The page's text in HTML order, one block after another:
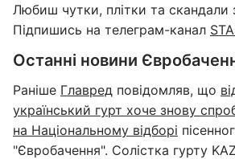
Любиш чутки, плітки та скандали
Підпишись на телеграм-канал
Останні новини
Раніше Главред повідомляв, що
український гурт хоче знову
на Національному відборі
"Євробачення". Солістка гурту